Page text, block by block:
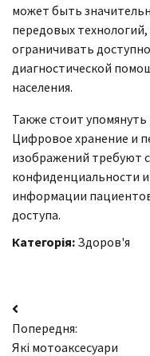
может быть
передовых
ограничивать
диагностической
населения.
Также стоит
Цифровое хранение и
изображений требуют
конфиденциальности
информации
доступа.
Категорія: Здоров'я
Навігація
записів
Попередня:
Які мотоаксесуари